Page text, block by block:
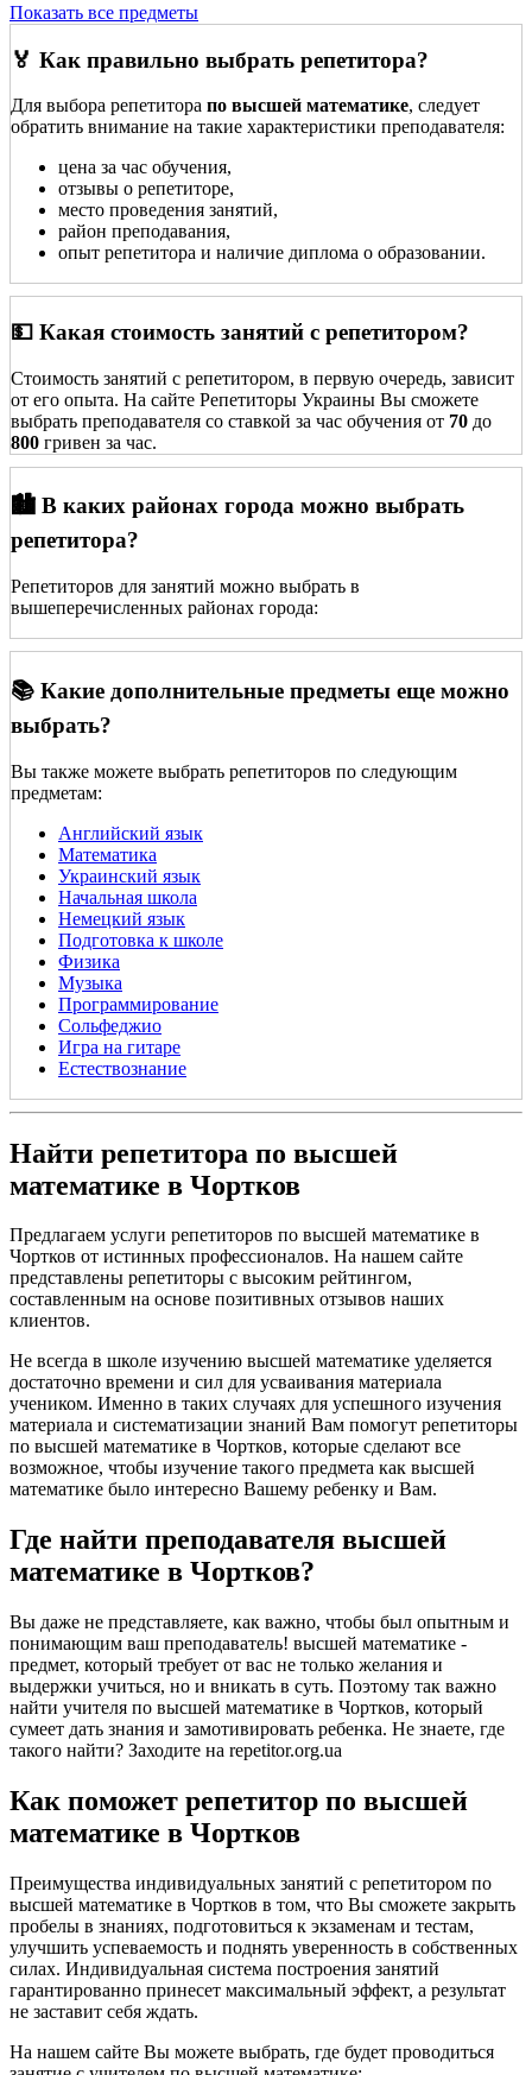
Показать все предметы
🏅 Как правильно выбрать репетитора?
Для выбора репетитора по высшей математике, следует
обратить внимание на такие характеристики преподавателя:
цена за час обучения,
отзывы о репетиторе,
место проведения занятий,
район преподавания,
опыт репетитора и наличие диплома о образовании.
💵 Какая стоимость занятий с репетитором?
Стоимость занятий с репетитором, в первую очередь, зависит
от его опыта. На сайте Репетиторы Украины Вы сможете
выбрать преподавателя со ставкой за час обучения от 70 до
800 гривен за час.
🏙️ В каких районах города можно выбрать
репетитора?
Репетиторов для занятий можно выбрать в
вышеперечисленных районах города:
📚 Какие дополнительные предметы еще можно
выбрать?
Вы также можете выбрать репетиторов по следующим
предметам:
Английский язык
Математика
Украинский язык
Начальная школа
Немецкий язык
Подготовка к школе
Физика
Музыка
Программирование
Сольфеджио
Игра на гитаре
Естествознание
Найти репетитора по высшей
математике в Чортков
Предлагаем услуги репетиторов по высшей математике в
Чортков от истинных профессионалов. На нашем сайте
представлены репетиторы с высоким рейтингом,
составленным на основе позитивных отзывов наших
клиентов.
Не всегда в школе изучению высшей математике уделяется
достаточно времени и сил для усваивания материала
учеником. Именно в таких случаях для успешного изучения
материала и систематизации знаний Вам помогут репетиторы
по высшей математике в Чортков, которые сделают все
возможное, чтобы изучение такого предмета как высшей
математике было интересно Вашему ребенку и Вам.
Где найти преподавателя высшей
математике в Чортков?
Вы даже не представляете, как важно, чтобы был опытным и
понимающим ваш преподаватель! высшей математике -
предмет, который требует от вас не только желания и
выдержки учиться, но и вникать в суть. Поэтому так важно
найти учителя по высшей математике в Чортков, который
сумеет дать знания и замотивировать ребенка. Не знаете, где
такого найти? Заходите на repetitor.org.ua
Как поможет репетитор по высшей
математике в Чортков
Преимущества индивидуальных занятий с репетитором по
высшей математике в Чортков в том, что Вы сможете закрыть
пробелы в знаниях, подготовиться к экзаменам и тестам,
улучшить успеваемость и поднять уверенность в собственных
силах. Индивидуальная система построения занятий
гарантированно принесет максимальный эффект, а результат
не заставит себя ждать.
На нашем сайте Вы можете выбрать, где будет проводиться